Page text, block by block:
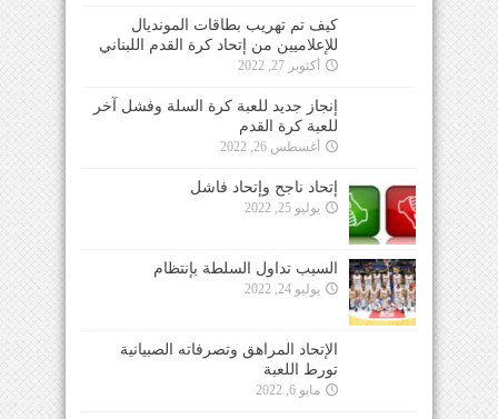
كيف تم تهريب بطاقات المونديال
للإعلاميين من إتحاد كرة القدم اللبناني
أكتوبر 27, 2022
إنجاز جديد للعبة كرة السلة وفشل آخر
للعبة كرة القدم
أغسطس 26, 2022
إتحاد ناجح وإتحاد فاشل
يوليو 25, 2022
السبب تداول السلطة بإنتظام
يوليو 24, 2022
الإتحاد المراهق وتصرفاته الصبيانية
تورط اللعبة
مايو 6, 2022